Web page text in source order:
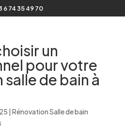
6 74 35 49 70
un
pour votre
de bain à
| Rénovation Salle de bain